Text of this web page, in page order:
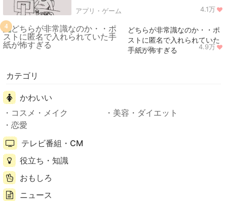
アプリ・ゲーム 4.1万
どちらが非常識なのか・・ポ
ストに匿名で入れられていた
手紙が怖すぎる
ニュース 4.9万
4
カテゴリ
かわいい
コスメ・メイク
美容・ダイエット
恋愛
テレビ番組・CM
役立ち・知識
おもしろ
ニュース